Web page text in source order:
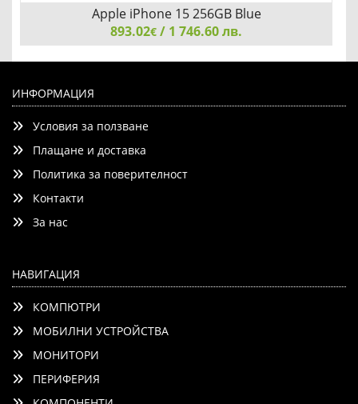
Apple iPhone 15 256GB Blue
893.02€ / 1 746.60 лв.
ИНФОРМАЦИЯ
Условия за ползване
Плащане и доставка
Политика за поверителност
Контакти
За нас
НАВИГАЦИЯ
КОМПЮТРИ
МОБИЛНИ УСТРОЙСТВА
МОНИТОРИ
ПЕРИФЕРИЯ